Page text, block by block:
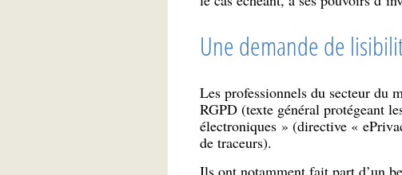
Une demande de
Les professionnels du secteur du
RGPD (texte général protégeant
électroniques » (directive «
de traceurs).